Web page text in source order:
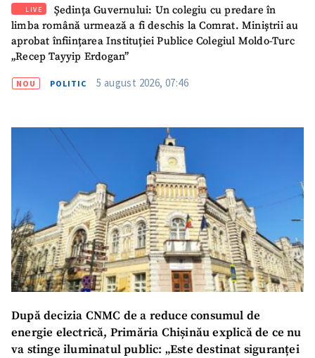
LIVE
Ședința Guvernului: Un colegiu cu predare în
limba română urmează a fi deschis la Comrat. Miniștrii au
aprobat înființarea Instituției Publice Colegiul Moldo-Turc
„Recep Tayyip Erdogan”
NOU POLITIC 5 august 2026, 07:46
După decizia CNMC de a reduce consumul de
energie electrică, Primăria Chișinău explică de ce nu
va stinge iluminatul public: „Este destinat siguranței